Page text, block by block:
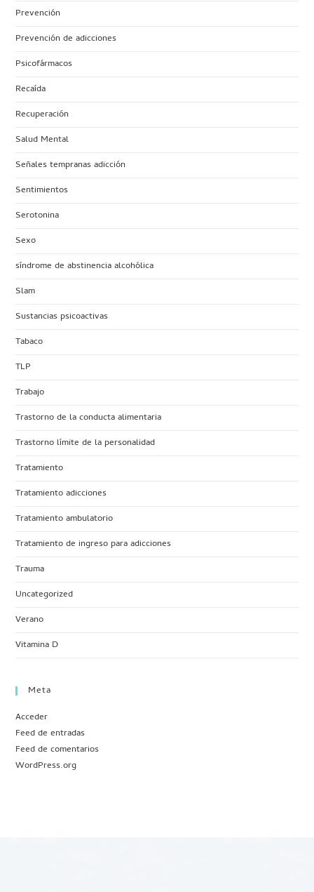
Prevención
Prevención de adicciones
Psicofármacos
Recaída
Recuperación
Salud Mental
Señales tempranas adicción
Sentimientos
Serotonina
Sexo
síndrome de abstinencia alcohólica
Slam
Sustancias psicoactivas
Tabaco
TLP
Trabajo
Trastorno de la conducta alimentaria
Trastorno límite de la personalidad
Tratamiento
Tratamiento adicciones
Tratamiento ambulatorio
Tratamiento de ingreso para adicciones
Trauma
Uncategorized
Verano
Vitamina D
Meta
Acceder
Feed de entradas
Feed de comentarios
WordPress.org